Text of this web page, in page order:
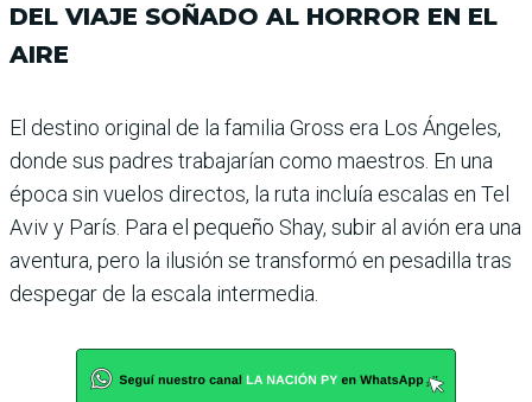
DEL VIAJE SOÑADO AL HORROR EN EL
AIRE
El destino original de la familia Gross era Los Ángeles,
donde sus padres trabajarían como maestros. En una
época sin vuelos directos, la ruta incluía escalas en Tel
Aviv y París. Para el pequeño Shay, subir al avión era una
aventura, pero la ilu­sión se transformó en pesadi­lla tras
despegar de la escala intermedia.